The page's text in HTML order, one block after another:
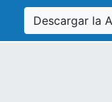
Descargar la